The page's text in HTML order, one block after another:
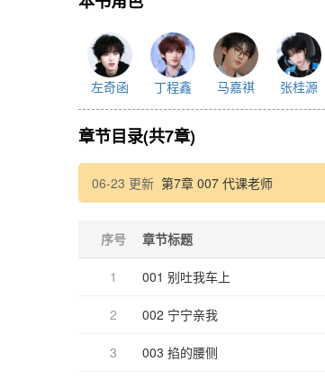
左奇函 丁程鑫 马嘉祺 张桂源
章节目录(共7章)
06-23 更新 第7章 007 代课老师
序号 章节标题
1 001 别吐我车上
2 002 宁宁亲我
3 003 掐的腰侧